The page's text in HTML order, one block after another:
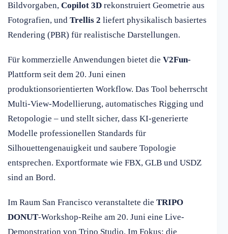
Bildvorgaben, Copilot 3D rekonstruiert Geometrie aus
Fotografien, und Trellis 2 liefert physikalisch basiertes
Rendering (PBR) für realistische Darstellungen.
Für kommerzielle Anwendungen bietet die V2Fun-
Plattform seit dem 20. Juni einen
produktionsorientierten Workflow. Das Tool beherrscht
Multi-View-Modellierung, automatisches Rigging und
Retopologie – und stellt sicher, dass KI-generierte
Modelle professionellen Standards für
Silhouettengenauigkeit und saubere Topologie
entsprechen. Exportformate wie FBX, GLB und USDZ
sind an Bord.
Im Raum San Francisco veranstaltete die TRIPO
DONUT-Workshop-Reihe am 20. Juni eine Live-
Demonstration von Tripo Studio. Im Fokus: die